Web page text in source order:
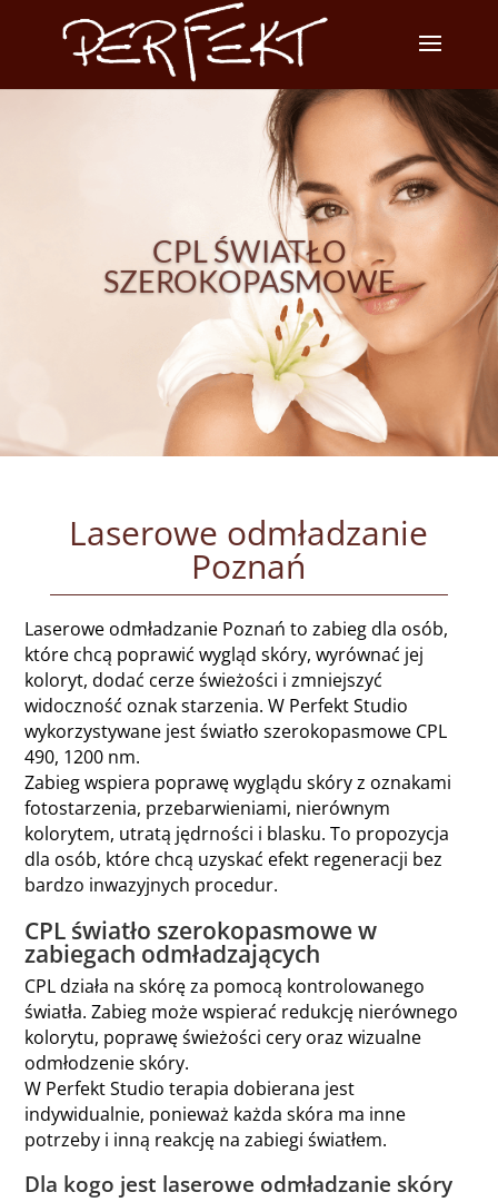
CPL ŚWIATŁO
SZEROKOPASMOWE
Laserowe odmładzanie
Poznań
Laserowe odmładzanie Poznań to zabieg dla osób,
które chcą poprawić wygląd skóry, wyrównać jej
koloryt, dodać cerze świeżości i zmniejszyć
widoczność oznak starzenia. W Perfekt Studio
wykorzystywane jest światło szerokopasmowe CPL
490, 1200 nm.
Zabieg wspiera poprawę wyglądu skóry z oznakami
fotostarzenia, przebarwieniami, nierównym
kolorytem, utratą jędrności i blasku. To propozycja
dla osób, które chcą uzyskać efekt regeneracji bez
bardzo inwazyjnych procedur.
CPL światło szerokopasmowe w
zabiegach odmładzających
CPL działa na skórę za pomocą kontrolowanego
światła. Zabieg może wspierać redukcję nierównego
kolorytu, poprawę świeżości cery oraz wizualne
odmłodzenie skóry.
W Perfekt Studio terapia dobierana jest
indywidualnie, ponieważ każda skóra ma inne
potrzeby i inną reakcję na zabiegi światłem.
Dla kogo jest laserowe odmładzanie skóry